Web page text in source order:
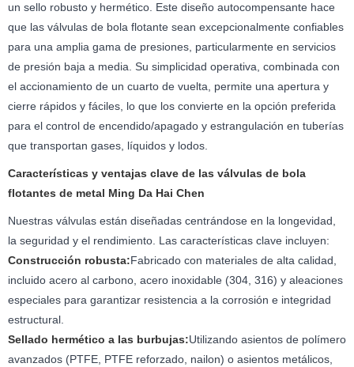
un sello robusto y hermético. Este diseño autocompensante hace
que las válvulas de bola flotante sean excepcionalmente confiables
para una amplia gama de presiones, particularmente en servicios
de presión baja a media. Su simplicidad operativa, combinada con
el accionamiento de un cuarto de vuelta, permite una apertura y
cierre rápidos y fáciles, lo que los convierte en la opción preferida
para el control de encendido/apagado y estrangulación en tuberías
que transportan gases, líquidos y lodos.
Características y ventajas clave de las válvulas de bola
flotantes de metal Ming Da Hai Chen
Nuestras válvulas están diseñadas centrándose en la longevidad,
la seguridad y el rendimiento. Las características clave incluyen:
Construcción robusta:Fabricado con materiales de alta calidad,
incluido acero al carbono, acero inoxidable (304, 316) y aleaciones
especiales para garantizar resistencia a la corrosión e integridad
estructural.
Sellado hermético a las burbujas:Utilizando asientos de polímero
avanzados (PTFE, PTFE reforzado, nailon) o asientos metálicos,